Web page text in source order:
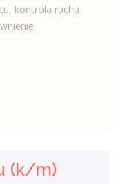
kontrola ruchu
(k/m)